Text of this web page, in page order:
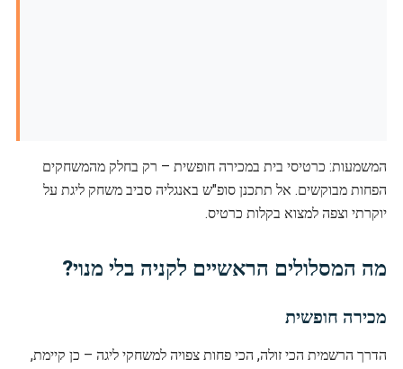
המשמעות: כרטיסי בית במכירה חופשית – רק בחלק מהמשחקים
הפחות מבוקשים. אל תתכנן סופ"ש באנגליה סביב משחק ליגת על
יוקרתי וצפה למצוא בקלות כרטיס.
מה המסלולים הראשיים לקניה בלי מנוי?
מכירה חופשית
הדרך הרשמית הכי זולה, הכי פחות צפויה למשחקי ליגה – כן קיימת,